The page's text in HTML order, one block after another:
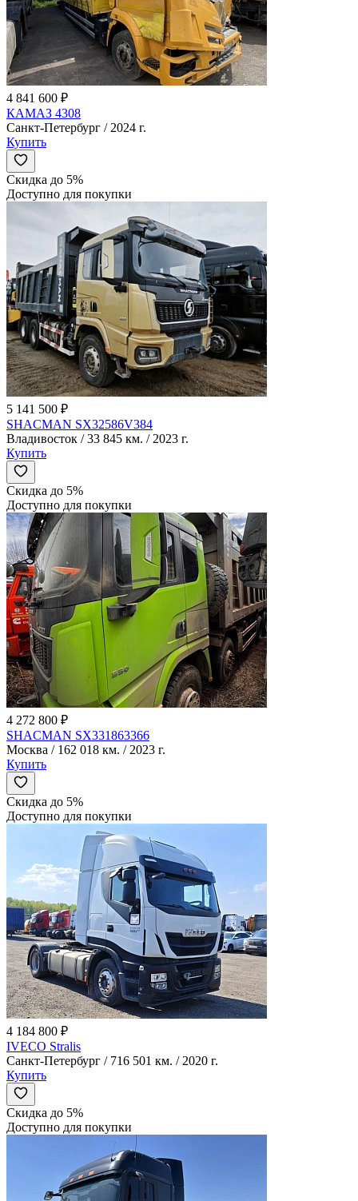
4 841 600 ₽
КАМАЗ 4308
Санкт-Петербург / 2024 г.
Купить
Скидка до 5%
Доступно для покупки
5 141 500 ₽
SHACMAN SX32586V384
Владивосток / 33 845 км. / 2023 г.
Купить
Скидка до 5%
Доступно для покупки
4 272 800 ₽
SHACMAN SX331863366
Москва / 162 018 км. / 2023 г.
Купить
Скидка до 5%
Доступно для покупки
4 184 800 ₽
IVECO Stralis
Санкт-Петербург / 716 501 км. / 2020 г.
Купить
Скидка до 5%
Доступно для покупки